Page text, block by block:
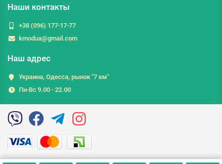
Наши контакты
+38 (096) 177-17-77
kmodua@gmail.com
Наш адрес
Украина, Одесса, рынок "7 км"
Пн-Вс 9.00 - 22.00